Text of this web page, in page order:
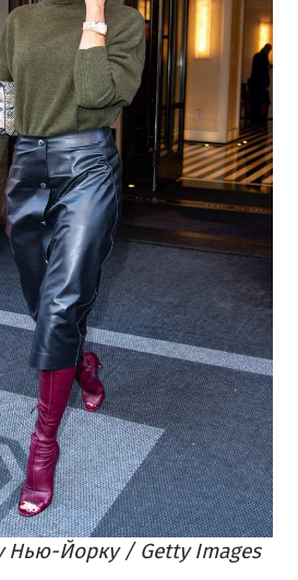
Нью-Йорку / Getty Images